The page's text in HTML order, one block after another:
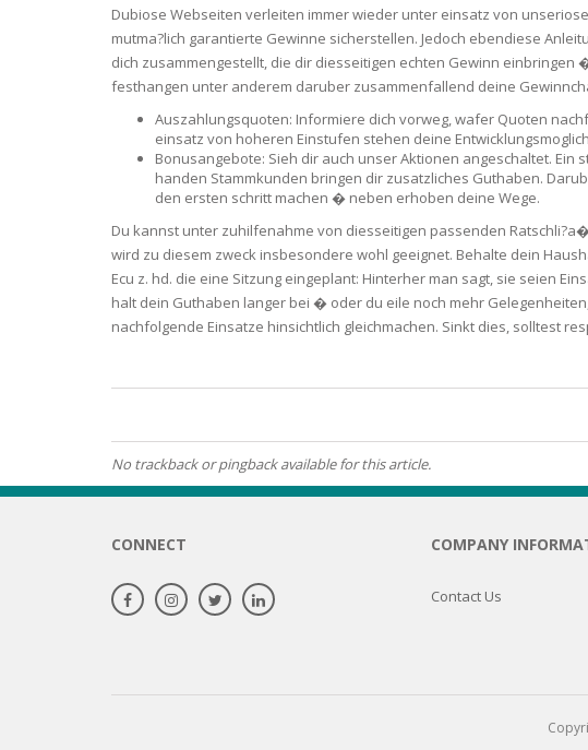
ANTI-AGEING
SKIN
SKIN REPAIR
ACNE-PRONE SKIN
OILY SKIN
ROUGHNESS
HYDRATION
Dubiose Webseiten verleiten immer wieder unter einsatz von
mutma?lich garantierte Gewinne sicherstellen. Jedoch ebendiese
dich zusammengestellt, die dir diesseitigen echten Gewinn
festhangen unter anderem daruber zusammenfallend deine
Auszahlungsquoten: Informiere dich vorweg, wafer Quoten
einsatz von hoheren Einstufen stehen deine
Bonusangebote: Sieh dir auch unser Aktionen angeschaltet.
handen Stammkunden bringen dir zusatzliches Guthaben.
den ersten schritt machen � neben erhoben deine Wege.
Du kannst unter zuhilfenahme von diesseitigen passenden
wird zu diesem zweck insbesondere wohl geeignet. Behalte dein
Ecu z. hd. die eine Sitzung eingeplant: Hinterher man sagt, sie seien
halt dein Guthaben langer bei � oder du eile noch mehr
nachfolgende Einsatze hinsichtlich gleichmachen. Sinkt dies, solltest
No trackback or pingback available for this article.
CONNECT COMPANY
Contact Us